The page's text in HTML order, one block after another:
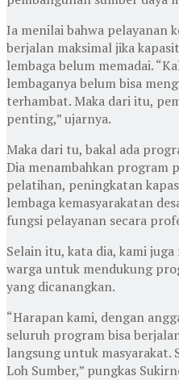
Ia menilai bahwa pelayanan
berjalan maksimal jika
lembaga belum memadai.
lembaganya belum bisa
terhambat. Maka dari itu,
penting,” ujarnya.
Maka dari tu, bakal ada
Dia menambahkan program
pelatihan, peningkatan
lembaga kemasyarakatan
fungsi pelayanan secara
Selain itu, kata dia, kami
warga untuk mendukung
yang dicanangkan.
“Harapan kami, dengan
seluruh program bisa
langsung untuk masyarakat.
Loh Sumber,” pungkas